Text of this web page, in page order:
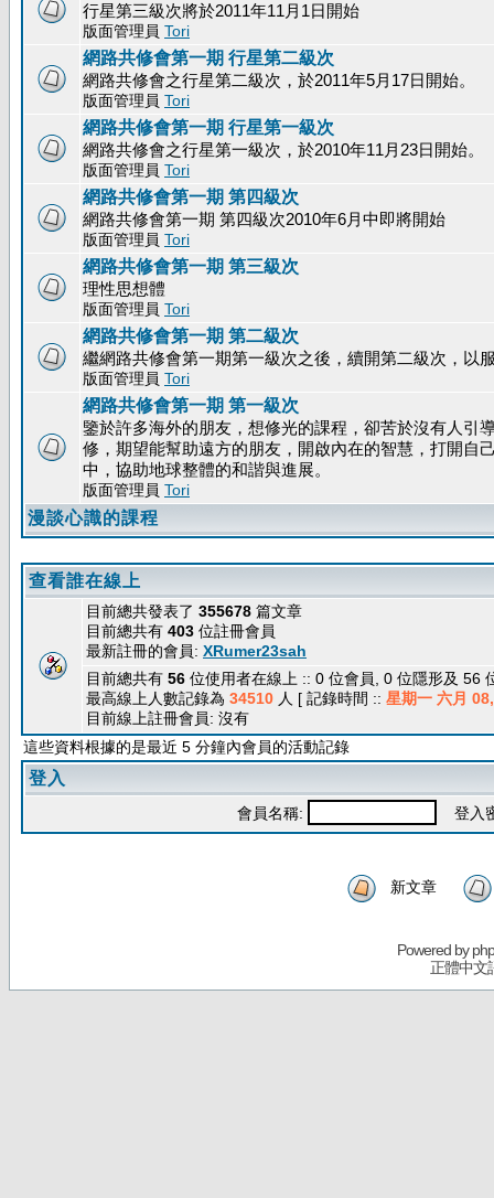
行星第三級次將於2011年11月1日開始
版面管理員 Tori
網路共修會第一期 行星第二級次
網路共修會之行星第二級次，於2011年5月17日開始。
版面管理員 Tori
網路共修會第一期 行星第一級次
網路共修會之行星第一級次，於2010年11月23日開始。
版面管理員 Tori
網路共修會第一期 第四級次
網路共修會第一期 第四級次2010年6月中即將開始
版面管理員 Tori
網路共修會第一期 第三級次
理性思想體
版面管理員 Tori
網路共修會第一期 第二級次
繼網路共修會第一期第一級次之後，續開第二級次，以
版面管理員 Tori
網路共修會第一期 第一級次
鑒於許多海外的朋友，想修光的課程，卻苦於沒有人引
修，期望能幫助遠方的朋友，開啟內在的智慧，打開自
中，協助地球整體的和諧與進展。
版面管理員 Tori
漫談心識的課程
查看誰在線上
目前總共發表了 355678 篇文章
目前總共有 403 位註冊會員
最新註冊的會員: XRumer23sah
目前總共有 56 位使用者在線上 :: 0 位會員, 0 位隱形及
最高線上人數記錄為 34510 人 [ 記錄時間 :: 星期一 六月
目前線上註冊會員: 沒有
這些資料根據的是最近 5 分鐘內會員的活動記錄
登入
會員名稱: 登入
新文章
Powered by
正體中文